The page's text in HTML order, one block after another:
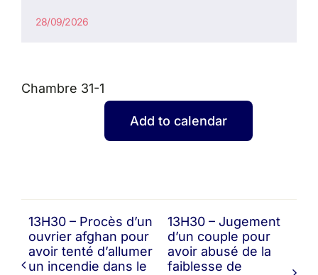
28/09/2026
Chambre 31-1
Add to calendar
13H30 – Procès d’un
ouvrier afghan pour
avoir tenté d’allumer
un incendie dans le
13H30 – Jugement
d’un couple pour
avoir abusé de la
faiblesse de